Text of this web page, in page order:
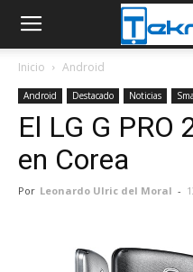
Inicio Android
Android Destacado Noticias
El LG G PRO
en Corea
Por Leonardo Ulric del Moral -